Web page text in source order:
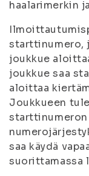
haalarimerkin
starttinumero,
joukkue
joukkue saa
aloittaa
Joukkueen
saa käydä
suorittamassa